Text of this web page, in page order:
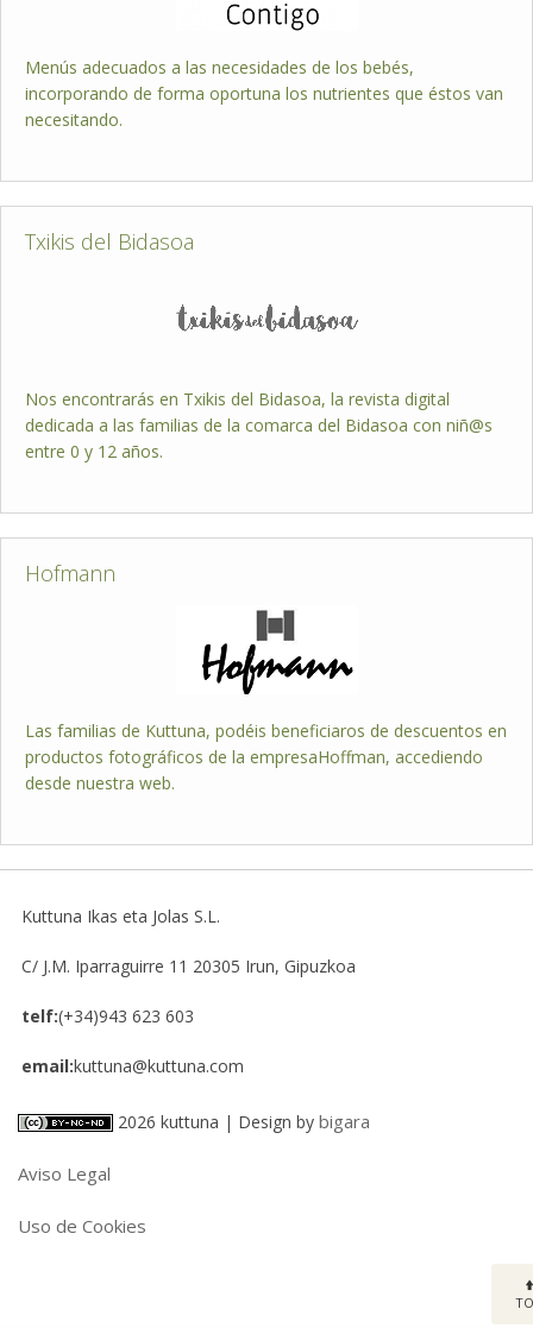
Menús adecuados a las necesidades de los bebés,
incorporando de forma oportuna los nutrientes que éstos van
necesitando.
Txikis del Bidasoa
Nos encontrarás en Txikis del Bidasoa, la revista digital
dedicada a las familias de la comarca del Bidasoa con niñ@s
entre 0 y 12 años.
Hofmann
Las familias de Kuttuna, podéis beneficiaros de descuentos en
productos fotográficos de la empresaHoffman, accediendo
desde nuestra web.
Kuttuna Ikas eta Jolas S.L.
C/ J.M. Iparraguirre 11 20305 Irun, Gipuzkoa
telf:(+34)943 623 603
email:kuttuna@kuttuna.com
2026 kuttuna | Design by bigara
Aviso Legal
Uso de Cookies